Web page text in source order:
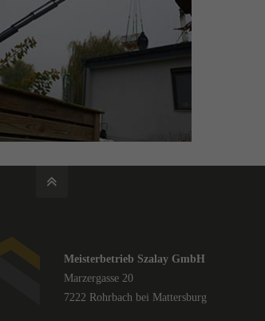
Meisterbetrieb Szalay GmbH
Marzergasse 20
7222 Rohrbach bei Mattersburg